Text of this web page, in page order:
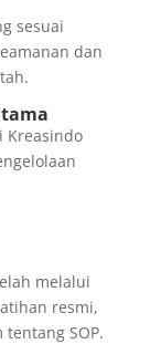
sesuai
dan
Kreasindo
melalui
resmi,
SOP.